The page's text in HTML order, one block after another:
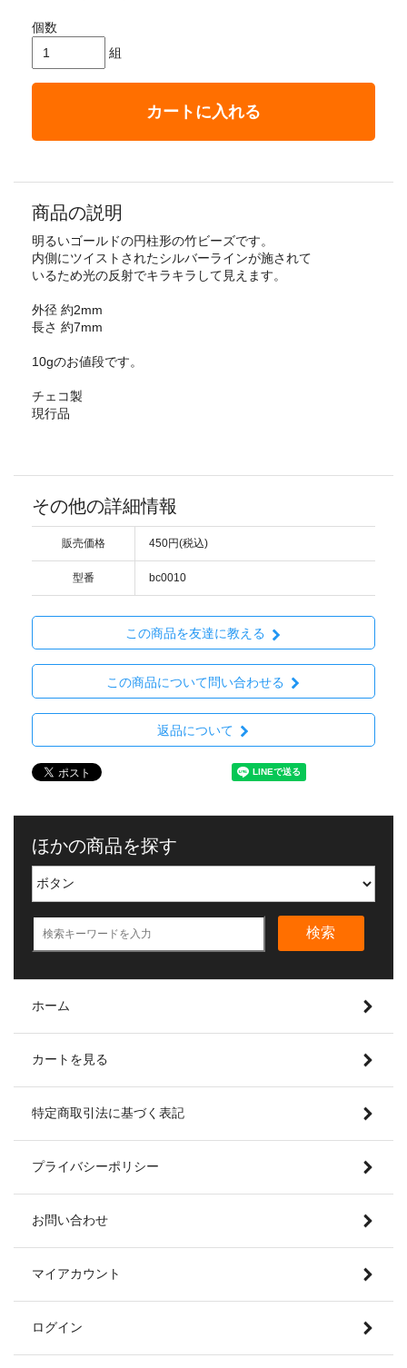
個数
組
カートに入れる
商品の説明
明るいゴールドの円柱形の竹ビーズです。
内側にツイストされたシルバーラインが施されて
いるため光の反射でキラキラして見えます。
外径 約2mm
長さ 約7mm
10gのお値段です。
チェコ製
現行品
その他の詳細情報
販売価格 450円(税込)
型番 bc0010
この商品を友達に教える
この商品について問い合わせる
返品について
ほかの商品を探す
検索
ホーム
カートを見る
特定商取引法に基づく表記
プライバシーポリシー
お問い合わせ
マイアカウント
ログイン